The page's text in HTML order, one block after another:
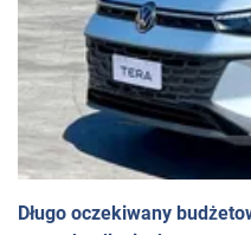
Długo oczekiwany